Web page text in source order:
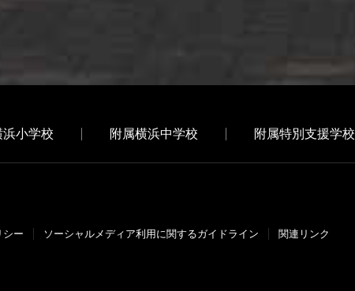
浜小学校 附属横浜中学校 附属特別支援学校
シー ソーシャルメディア利⽤に関するガイドライン 関連リンク